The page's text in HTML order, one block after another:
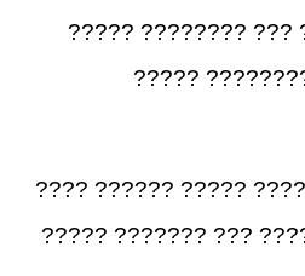
?????? ???? ?????
??????
??? ???? ??? ????????
??? ?????????? ?????